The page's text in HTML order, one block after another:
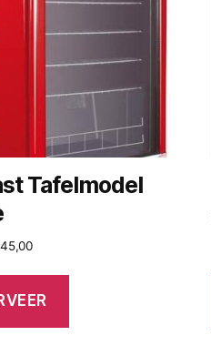
Tafelmodel
45,00